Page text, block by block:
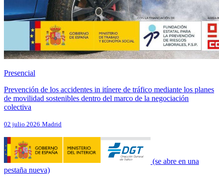
Presencial
Prevención de los accidentes in itínere de tráfico mediante los planes
de movilidad sostenibles dentro del marco de la negociación
colectiva
02 julio 2026 Madrid
(se abre en una
pestaña nueva)